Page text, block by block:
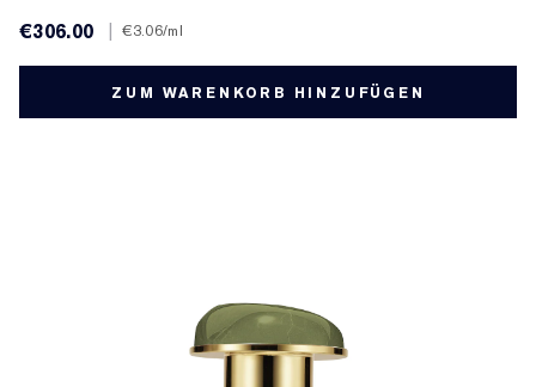
€306.00
€3.06/ml
ZUM WARENKORB HINZUFÜGEN